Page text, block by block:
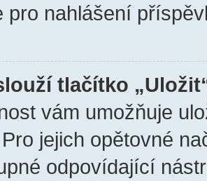
pro nahlášení
tlačítko
vám umožňuje
jejich opětovné
odpovídající